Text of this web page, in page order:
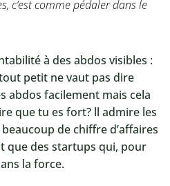
c’est comme pédaler dans le
à des abdos visibles :
petit ne vaut pas dire
abdos facilement mais cela
que tu es fort? ll admire les
de chiffre d’affaires
que des startups qui, pour
la force.